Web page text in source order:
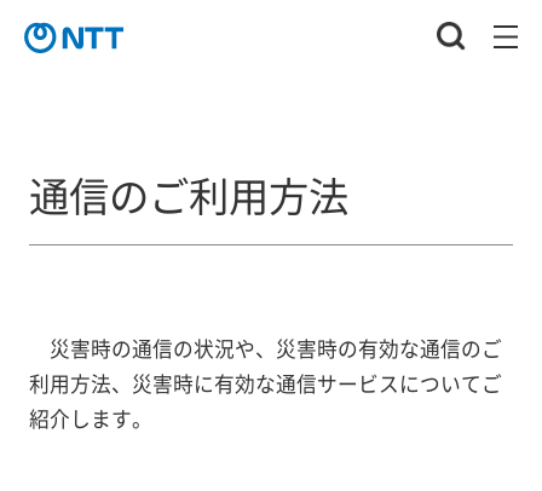
通信のご利用方法
災害時の通信の状況や、災害時の有効な通信のご
利用方法、災害時に有効な通信サービスについてご
紹介します。